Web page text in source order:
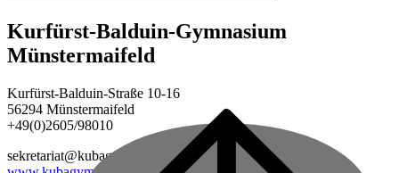
top
Kurfürst-Balduin-Gymnasium
Münstermaifeld
Kurfürst-Balduin-Straße 10-16
56294 Münstermaifeld
+49(0)2605/98010
sekretariat@kubagym.de